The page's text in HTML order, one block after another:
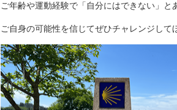
ご年齢や運動経験で「自分にはできない」と
ご自身の可能性を信じてぜひチャレンジして